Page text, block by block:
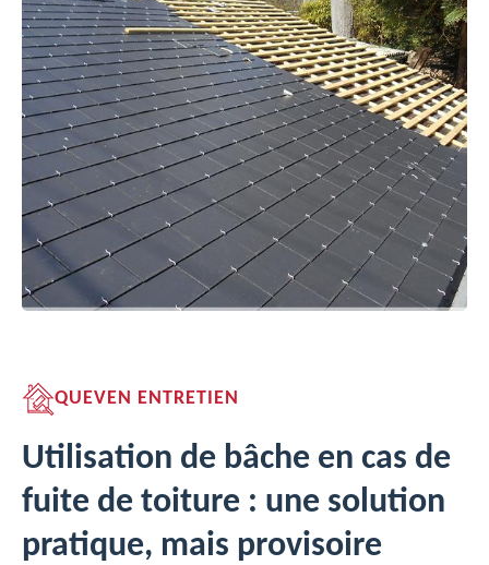
QUEVEN ENTRETIEN
Utilisation de bâche en cas de
fuite de toiture : une solution
pratique, mais provisoire